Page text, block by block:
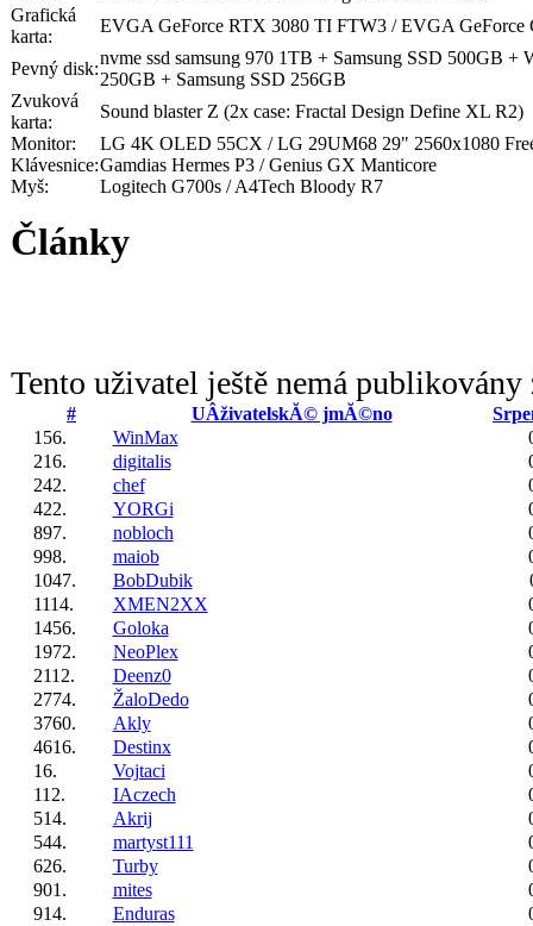
Grafická
karta:
EVGA GeForce RTX 3080 TI FTW3 / EVGA GeForce
Pevný disk:
nvme ssd samsung 970 1TB + Samsung SSD 500GB
250GB + Samsung SSD 256GB
Zvuková
karta:
Sound blaster Z (2x case: Fractal Design Define XL R2)
Monitor:
LG 4K OLED 55CX / LG 29UM68 29" 2560x1080
Klávesnice:Gamdias Hermes P3 / Genius GX Manticore
Myš:
Logitech G700s / A4Tech Bloody R7
Články
Tento uživatel ještě nemá publikovány
# UÂživatelskĂ© jmĂ©no
156.
WinMax
216.
digitalis
242.
chef
422.
YORGi
897.
nobloch
998.
maiob
1047.
BobDubik
1114.
XMEN2XX
1456.
Goloka
1972.
NeoPlex
2112.
Deenz0
2774.
ŽaloDedo
3760.
Akly
4616.
Destinx
16.
Vojtaci
112.
IAczech
514.
Akrij
544.
martyst111
626.
Turby
901.
mites
914.
Enduras